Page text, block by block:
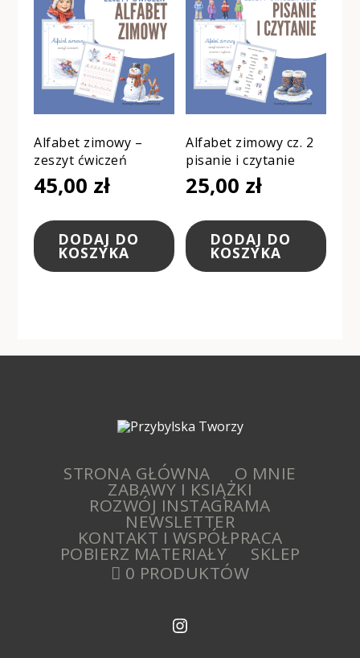
Alfabet zimowy –
zeszyt ćwiczeń
45,00 zł
DODAJ DO
KOSZYKA
Alfabet zimowy cz. 2
pisanie i czytanie
25,00 zł
DODAJ DO
KOSZYKA
STRONA GŁÓWNA O MNIE
ZABAWY I KSIĄŻKI
ROZWÓJ INSTAGRAMA
NEWSLETTER
KONTAKT I WSPÓŁPRACA
POBIERZ MATERIAŁY
SKLEP
0 PRODUKTÓW